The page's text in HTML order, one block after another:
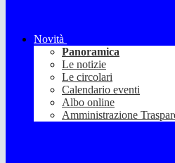
Novità
Panoramica
Le notizie
Le circolari
Calendario eventi
Albo online
Amministrazione